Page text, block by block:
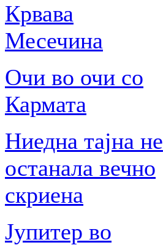
Крвава
Месечина
Очи во очи со
Кармата
Ниедна тајна не
останала вечно
скриена
Јупитер во